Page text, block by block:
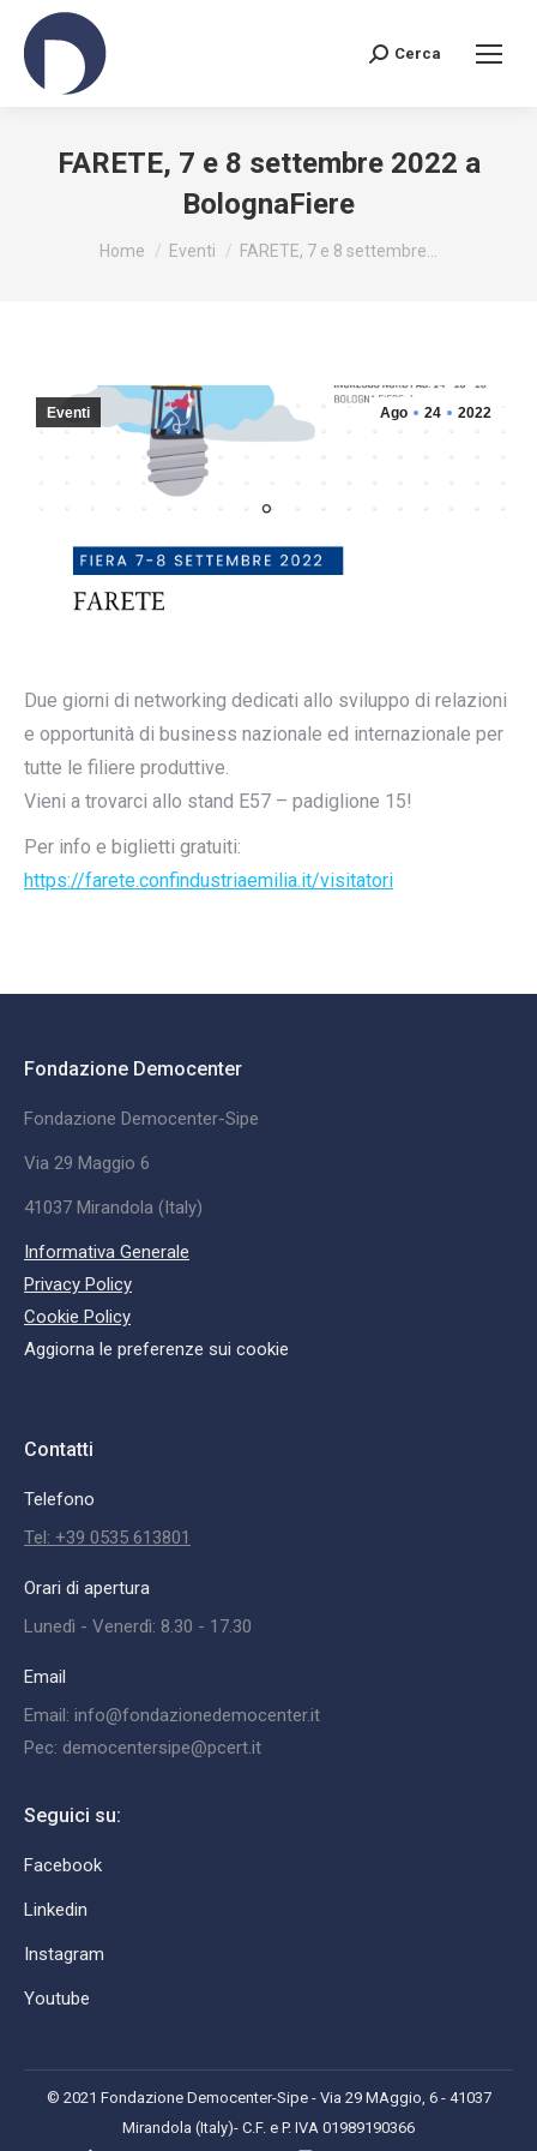
Search:
Cerca
FARETE, 7 e 8 settembre 2022 a
BolognaFiere
You are here:
Home Eventi FARETE, 7 e 8 settembre…
Ago 24 2022
Eventi
Due giorni di networking dedicati allo sviluppo di relazioni
e opportunità di business nazionale ed internazionale per
tutte le filiere produttive.
Vieni a trovarci allo stand E57 – padiglione 15!
Per info e biglietti gratuiti:
https://farete.confindustriaemilia.it/visitatori
Fondazione Democenter
Fondazione Democenter-Sipe
Via 29 Maggio 6
41037 Mirandola (Italy)
Informativa Generale
Privacy Policy
Cookie Policy
Aggiorna le preferenze sui cookie
Contatti
Telefono
Tel: +39 0535 613801
Orari di apertura
Lunedì - Venerdì: 8.30 - 17.30
Email
Email: info@fondazionedemocenter.it
Pec: democentersipe@pcert.it
Seguici su:
Facebook
Linkedin
Instagram
Youtube
© 2021 Fondazione Democenter-Sipe - Via 29 MAggio, 6 - 41037
Mirandola (Italy)- C.F. e P. IVA 01989190366